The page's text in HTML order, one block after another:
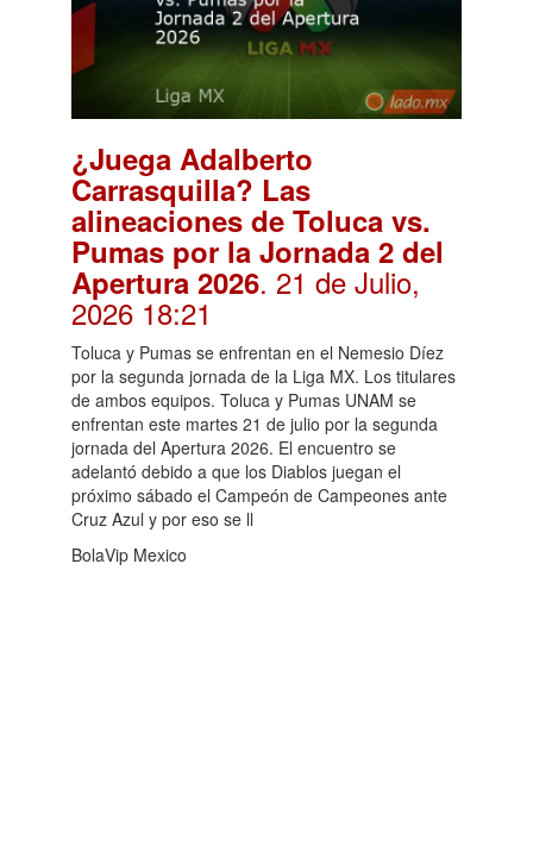
¿Juega Adalberto
Carrasquilla? Las
alineaciones de Toluca vs.
Pumas por la Jornada 2 del
Apertura 2026. 21 de Julio,
2026 18:21
Toluca y Pumas se enfrentan en el Nemesio Díez
por la segunda jornada de la Liga MX. Los titulares
de ambos equipos. Toluca y Pumas UNAM se
enfrentan este martes 21 de julio por la segunda
jornada del Apertura 2026. El encuentro se
adelantó debido a que los Diablos juegan el
próximo sábado el Campeón de Campeones ante
Cruz Azul y por eso se ll
BolaVip Mexico